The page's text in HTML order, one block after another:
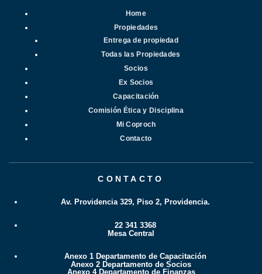
Home
Propiedades
Entrega de propiedad
Todas las Propiedades
Socios
Ex Socios
Capacitación
Comisión Ética y Disciplina
Mi Coproch
Contacto
CONTACTO
Av. Providencia 329, Piso 2, Providencia.
22 341 3368
Mesa Central
Anexo 1 Departamento de Capacitación
Anexo 2 Departamento de Socios
Anexo 4 Departamento de Finanzas